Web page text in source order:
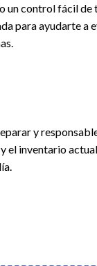
un control fácil de
para ayudarte a
y
el inventario actual.